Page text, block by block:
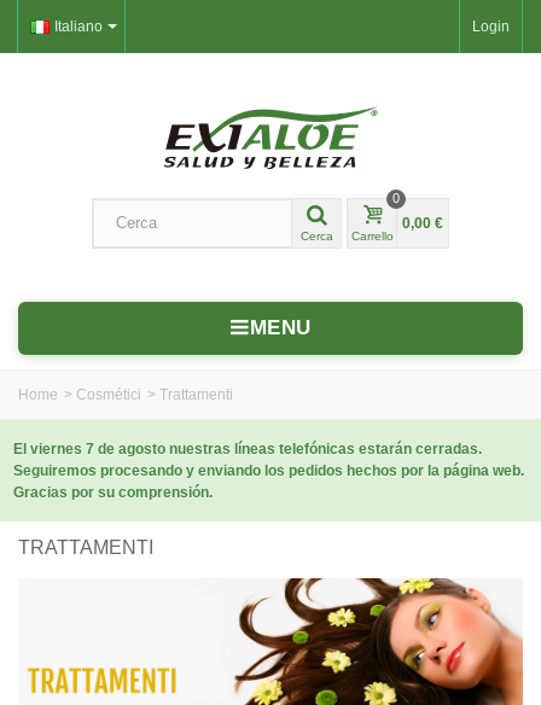
Login
Italiano
Cerca Carrello
0
0,00 €
MENU
Home > Cosmétici > Trattamenti
El viernes 7 de agosto nuestras líneas telefónicas estarán cerradas.
Seguiremos procesando y enviando los pedidos hechos por la página web.
Gracias por su comprensión.
TRATTAMENTI